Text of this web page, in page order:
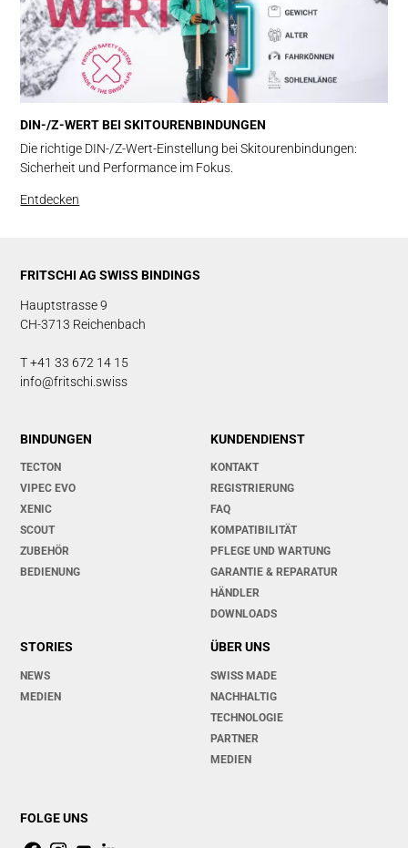
DIN-/Z-WERT BEI SKITOURENBINDUNGEN
Die richtige DIN-/Z-Wert-Einstellung bei Skitourenbindungen:
Sicherheit und Performance im Fokus.
Entdecken
FRITSCHI AG SWISS BINDINGS
Hauptstrasse 9
CH-3713 Reichenbach
T +41 33 672 14 15
info@fritschi.swiss
BINDUNGEN
TECTON
VIPEC EVO
XENIC
SCOUT
ZUBEHÖR
BEDIENUNG
KUNDENDIENST
KONTAKT
REGISTRIERUNG
FAQ
KOMPATIBILITÄT
PFLEGE UND WARTUNG
GARANTIE & REPARATUR
HÄNDLER
DOWNLOADS
STORIES
NEWS
MEDIEN
ÜBER UNS
SWISS MADE
NACHHALTIG
TECHNOLOGIE
PARTNER
MEDIEN
FOLGE UNS